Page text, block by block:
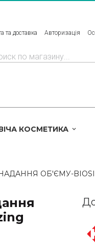
та доставка Авторизація
КОСМЕТИКА
ОБ'ЄМУ-